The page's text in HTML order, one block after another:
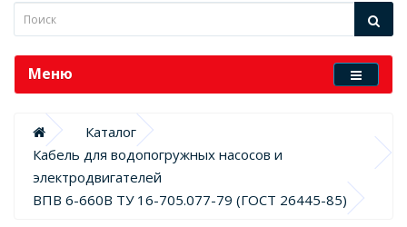
Меню
Каталог
Кабель для водопогружных насосов и
электродвигателей
ВПВ 6-660В ТУ 16-705.077-79 (ГОСТ 26445-85)